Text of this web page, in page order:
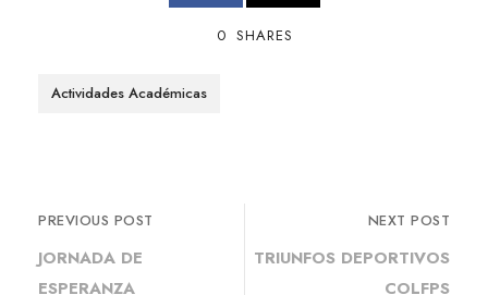
0 SHARES
Actividades Académicas
PREVIOUS POST
JORNADA DE
ESPERANZA
NEXT POST
TRIUNFOS DEPORTIVOS
COLFPS